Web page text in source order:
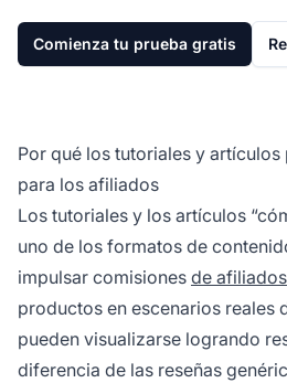
Comienza tu prueba gratis
Por qué los tutoriales y
para los afiliados
Los tutoriales y los artículos
uno de los formatos de
impulsar comisiones de afiliados
productos en escenarios reales
pueden visualizarse logrando
diferencia de las reseñas